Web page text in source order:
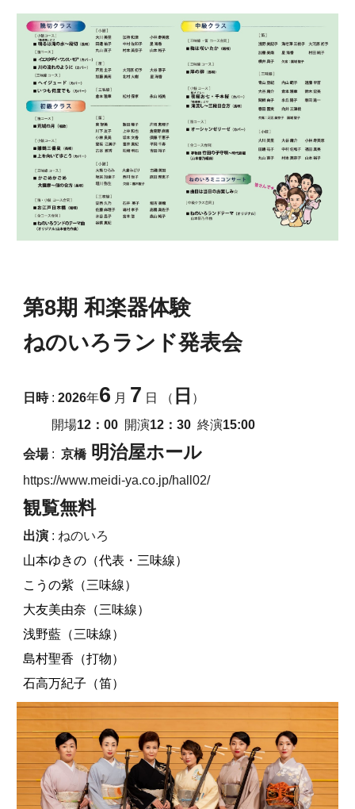
第8期 和楽器体験
ねのいろランド発表会
日時:2026年6 月 7 日 （ 日 ）
開場12：00 開演12：30 終演15:00
会場:京橋明治屋ホール
https://www.meidi-ya.co.jp/hall02/
観覧無料
出演 : ねのいろ
山本ゆきの（代表・三味線）
こうの紫（三味線）
大友美由奈（三味線）
浅野藍（三味線）
島村聖香（打物）
石高万紀子（笛）